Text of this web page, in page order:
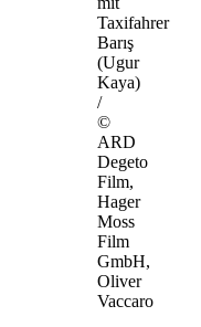
Taxifahrer
Barış
(Ugur
Kaya)
/
©
ARD
Degeto
Film,
Hager
Moss
Film
GmbH,
Oliver
Vaccaro